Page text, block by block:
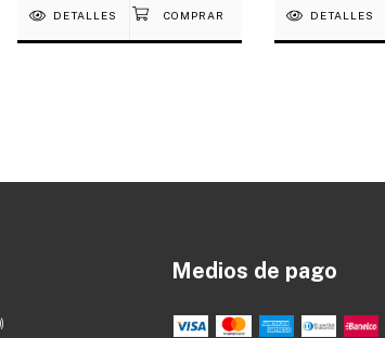
DETALLES DETALLES
Medios de pago